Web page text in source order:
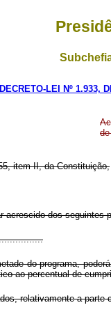
DECRETO-LEI Nº 1.933,
item II, da Constituição,
acrescido dos seguintes
do programa,
ao percentual de
relativamente a parte